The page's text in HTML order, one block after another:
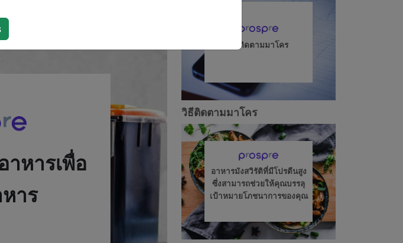
หารเพื่อ
าร
วิธีติดตามมาโคร
วิธีติดตามมาโคร
อาหารมังสวิรัติที่มีโปรตีนสูง
ซึ่งสามารถช่วยให้คุณบรรลุ
เป้าหมายโภชนาการของคุณ